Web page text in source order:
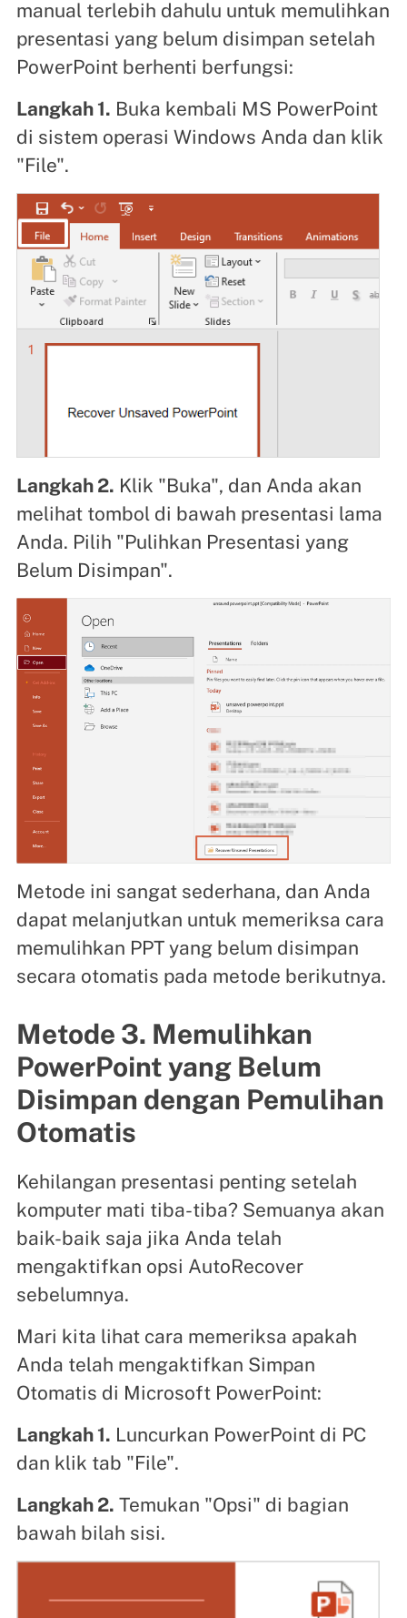
manual terlebih dahulu untuk memulihkan
presentasi yang belum disimpan setelah
PowerPoint berhenti berfungsi:
Langkah 1. Buka kembali MS PowerPoint
di sistem operasi Windows Anda dan klik
"File".
Langkah 2. Klik "Buka", dan Anda akan
melihat tombol di bawah presentasi lama
Anda. Pilih "Pulihkan Presentasi yang
Belum Disimpan".
Metode ini sangat sederhana, dan Anda
dapat melanjutkan untuk memeriksa cara
memulihkan PPT yang belum disimpan
secara otomatis pada metode berikutnya.
Metode 3. Memulihkan
PowerPoint yang Belum
Disimpan dengan Pemulihan
Otomatis
Kehilangan presentasi penting setelah
komputer mati tiba-tiba? Semuanya akan
baik-baik saja jika Anda telah
mengaktifkan opsi AutoRecover
sebelumnya.
Mari kita lihat cara memeriksa apakah
Anda telah mengaktifkan Simpan
Otomatis di Microsoft PowerPoint:
Langkah 1. Luncurkan PowerPoint di PC
dan klik tab "File".
Langkah 2. Temukan "Opsi" di bagian
bawah bilah sisi.